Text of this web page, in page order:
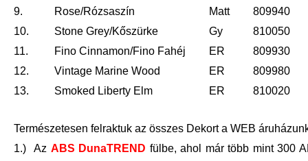
9.
Rose/Rózsaszín Matt
809940
10.
Stone Grey/Kőszürke Gy
810050
11.
Fino Cinnamon/Fino Fahéj ER
809930
12.
Vintage Marine Wood ER
809980
13.
Smoked Liberty Elm ER 810020
Természetesen felraktuk az összes Dekort a WEB
1.) Az ABS DunaTREND fülbe, ahol már több mint 300